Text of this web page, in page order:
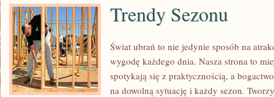
Trendy Sezonu
Świat ubrań to nie jedynie sposób na
wygodę każdego dnia. Nasza strona to
spotykają się z praktycznością, a
na dowolną sytuację i każdy sezon.